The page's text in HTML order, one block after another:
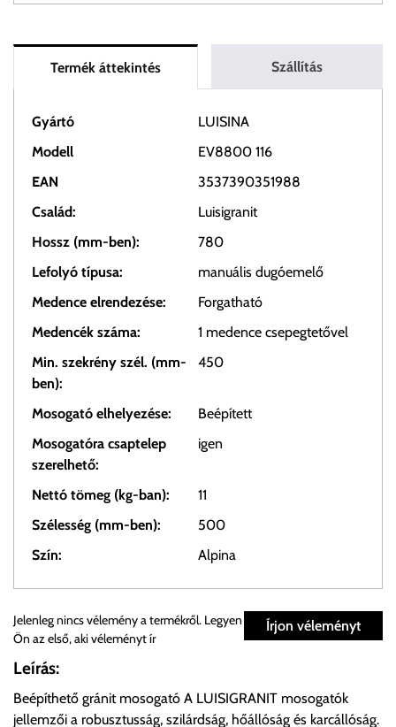
Termék áttekintés Szállítás
Gyártó
LUISINA
Modell
EV8800 116
EAN
3537390351988
Család:
Luisigranit
Hossz (mm-ben):
780
Lefolyó típusa:
manuális dugóemelő
Medence elrendezése:
Forgatható
Medencék száma:
1 medence csepegtetővel
Min. szekrény szél. (mm-
ben):
450
Mosogató elhelyezése:
Beépített
Mosogatóra csaptelep
szerelhető:
igen
Nettó tömeg (kg-ban):
11
Szélesség (mm-ben):
500
Szín:
Alpina
Személyes átvétel:
Önnek lehetősége van rendelését a beérkezést követően
ingyenesen átvenni Budapesti Cégcsoportunk Stúdiójában
előre egyeztetett időpontban.
Írjon véleményt
Jelenleg nincs vélemény a termékről. Legyen
Ön az első, aki véleményt ír
Leírás:
Beépíthető gránit mosogató A LUISIGRANIT mosogatók
jellemzői a robusztusság, szilárdság, hőállóság és karcállóság.